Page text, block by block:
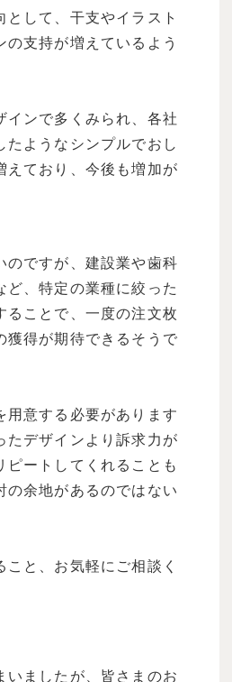
として、干支やイラスト
の支持が増えているよう
インで多くみられ、各社
たようなシンプルでおし
えており、今後も増加が
のですが、建設業や歯科
ど、特定の業種に絞った
ることで、一度の注文枚
獲得が期待できるそうで
用意する必要があります
たデザインより訴求力が
ピートしてくれることも
の余地があるのではない
と、お気軽にご相談く
いましたが、皆さまのお